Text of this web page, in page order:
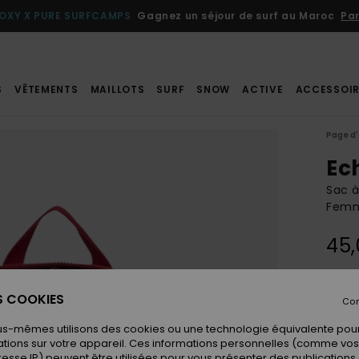
X PURE SURFCAMPS Gagnez un séjour de surf au Maroc
VÊTEMENTS MAILLOTS SURF SNOW ACTIVE
Page
Sac
COOKIES
mêmes utilisons des cookies ou une technologie équivalente
sur votre appareil. Ces informations personnelles (comme